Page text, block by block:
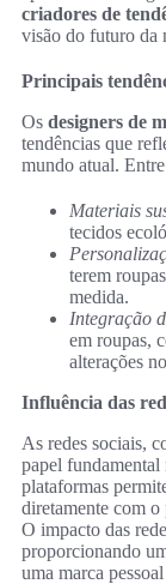
criadores de
visão do futuro da
Principais
Os designers de
tendências que
mundo atual.
Materiais
tecidos
terem
medida.
Integração
em roupas,
alterações
Influência das
As redes sociais,
papel fundamental
plataformas
diretamente com o
O impacto das
proporcionando
uma marca